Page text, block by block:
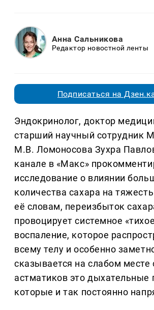
Анна Сальникова
Редактор новостной ленты
Подписаться на
Эндокринолог, доктор
старший научный сотрудник
М.В. Ломоносова Зухра
канале в «Макс»
исследование о влиянии
количества сахара на
её словам, переизбыток
провоцирует системное
воспаление, которое
всему телу и особенно
сказывается на слабом месте
астматиков это дыхательные
которые и так постоянно